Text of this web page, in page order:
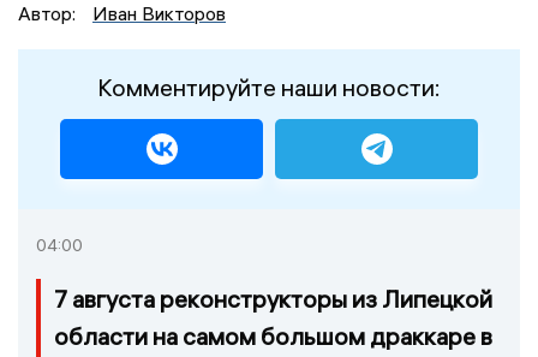
Автор:
Иван Викторов
Комментируйте наши новости:
04:00
7 августа реконструкторы из Липецкой
области на самом большом драккаре в